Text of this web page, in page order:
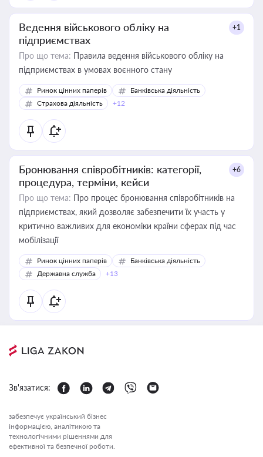
Ведення військового обліку на
підприємствах
+1
Про що тема: Правила ведення військового обліку на
підприємствах в умовах воєнного стану
Ринок цінних паперів
Банківська діяльність
Страхова діяльність
+12
Бронювання співробітників: категорії,
процедура, терміни, кейси
+6
Про що тема: Про процес бронювання співробітників на
підприємствах, який дозволяє забезпечити їх участь у
критично важливих для економіки країни сферах під час
мобілізації
Ринок цінних паперів
Банківська діяльність
Державна служба
+13
Зв'язатися:
забезпечує український бізнес
інформацією, аналітикою та
технологічними рішеннями для
ефективної та безпечної роботи.